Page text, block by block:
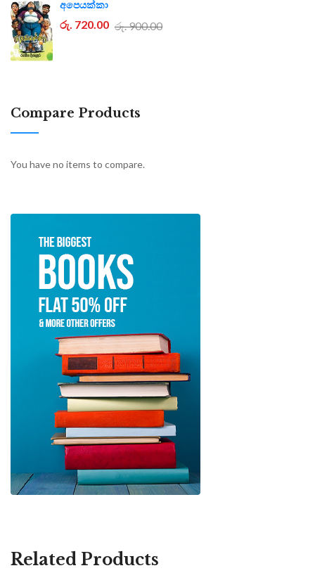
අපෙයක්කා
රු. 720.00 රු. 900.00
Compare Products
You have no items to compare.
Related Products